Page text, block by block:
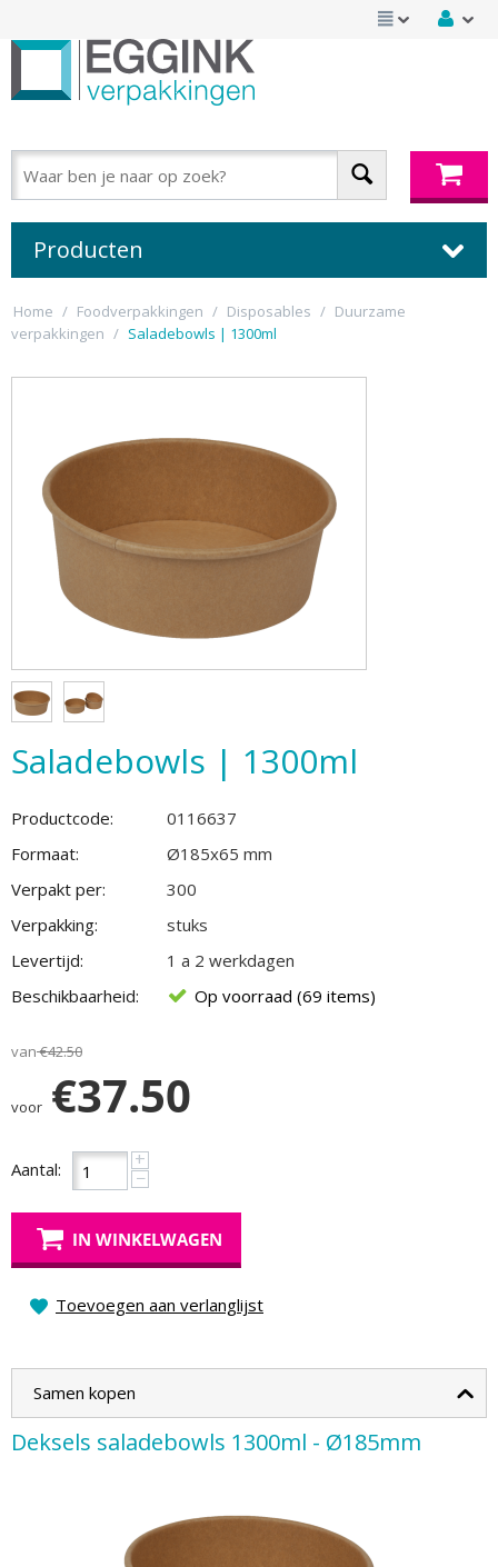
Producten
Home / Foodverpakkingen / Disposables / Duurzame
verpakkingen / Saladebowls | 1300ml
Saladebowls | 1300ml
Productcode:
0116637
Formaat:
Ø185x65 mm
Verpakt per:
300
Verpakking:
stuks
Levertijd:
1 a 2 werkdagen
Beschikbaarheid:
Op voorraad (69 items)
van €42.50
voor €37.50
Aantal: +
−
IN WINKELWAGEN
Toevoegen aan verlanglijst
Samen kopen
Deksels saladebowls 1300ml - Ø185mm